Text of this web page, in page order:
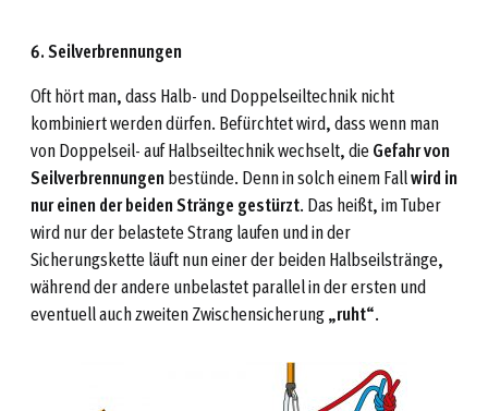
6. Seilverbrennungen
Oft hört man, dass Halb- und Doppelseiltechnik nicht
kombiniert werden dürfen. Befürchtet wird, dass wenn man
von Doppelseil- auf Halbseiltechnik wechselt, dieGefahr von
Seilverbrennungen bestünde. Denn in solch einem Fallwird in
nur einen der beiden Stränge gestürzt. Das heißt, im Tuber
wird nur der belastete Strang laufen und in der
Sicherungskette läuft nun einer der beiden Halbseilstränge,
während der andere unbelastet parallel in der ersten und
eventuell auch zweiten Zwischensicherung „ruht“.